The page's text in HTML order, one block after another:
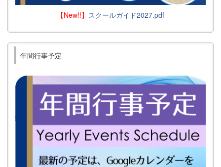
【New!!】 スクールガイド2027.pdf
年間行事予定